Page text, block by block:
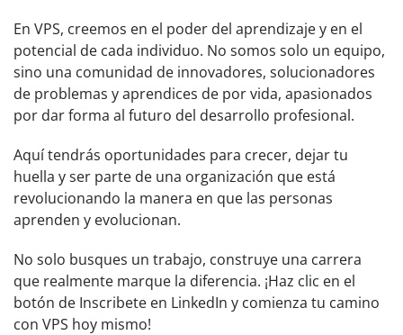
En VPS, creemos en el poder del aprendizaje y en el
potencial de cada individuo. No somos solo un equipo,
sino una comunidad de innovadores, solucionadores
de problemas y aprendices de por vida, apasionados
por dar forma al futuro del desarrollo profesional.
Aquí tendrás oportunidades para crecer, dejar tu
huella y ser parte de una organización que está
revolucionando la manera en que las personas
aprenden y evolucionan.
No solo busques un trabajo, construye una carrera
que realmente marque la diferencia. ¡Haz clic en el
botón de Inscribete en LinkedIn y comienza tu camino
con VPS hoy mismo!